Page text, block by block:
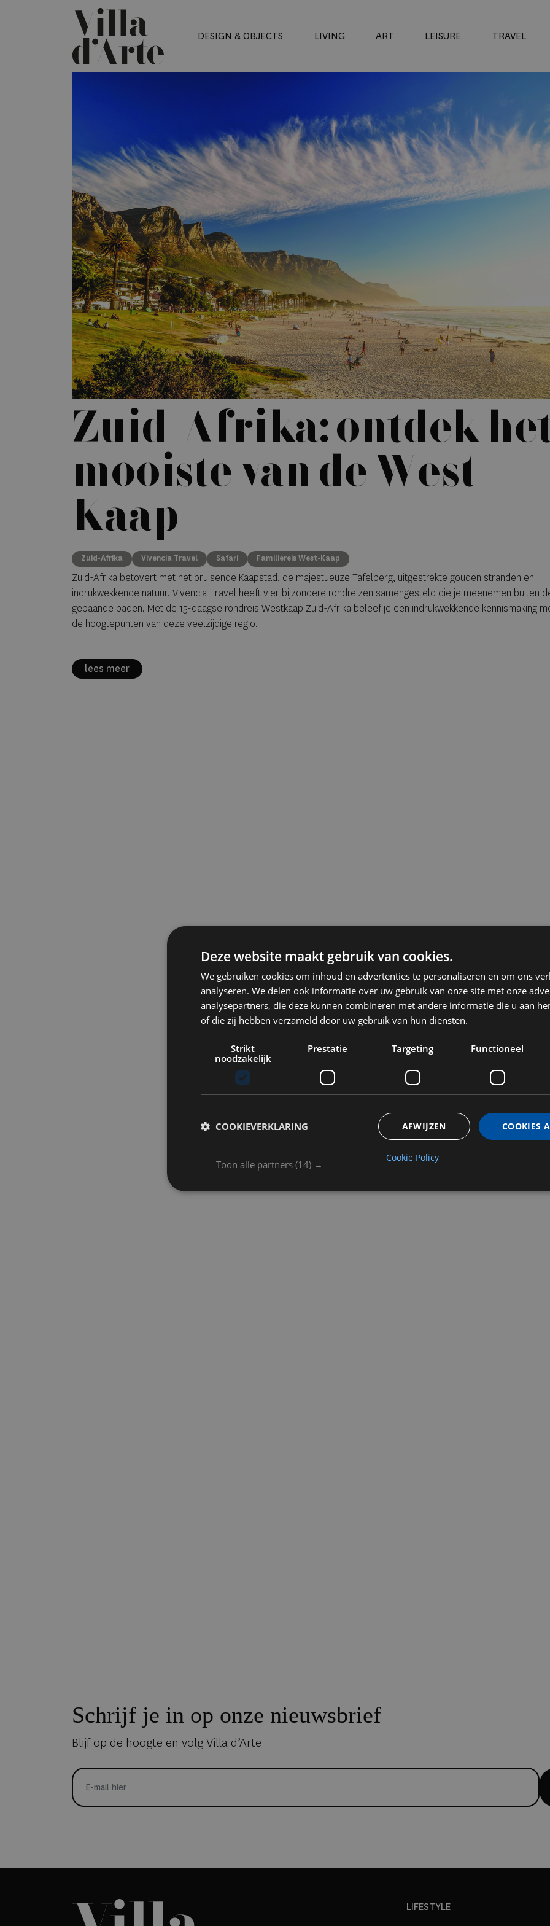
DESIGN & OBJECTS LIVING ART LEISURE TRAVEL
Zuid-Afrika: ontdek het
mooiste van de West-
Kaap
Zuid-Afrika Vivencia Travel Safari Familiereis West-Kaap
Zuid-Afrika betovert met het bruisende Kaapstad, de majestueuze Tafelberg, uitgestrekte gouden stranden en
indrukwekkende natuur. Vivencia Travel heeft vier bijzondere rondreizen samengesteld die je meenemen buiten
gebaande paden. Met de 15-daagse rondreis Westkaap Zuid-Afrika beleef je een indrukwekkende kennismaking
de hoogtepunten van deze veelzijdige regio.
lees meer
Schrijf je in op onze nieuwsbrief
Blijf op de hoogte en volg Villa d’Arte
LIFESTYLE
Deze website maakt gebruik van cookies.
We gebruiken cookies om inhoud en advertenties te personaliseren en om ons
analyseren. We delen ook informatie over uw gebruik van onze site met onze
analysepartners, die deze kunnen combineren met andere informatie die u aan
of die zij hebben verzameld door uw gebruik van hun diensten.
Toon alle partners (14) →
Strikt
noodzakelijk
Prestatie Targeting Functioneel
COOKIES
AFWIJZEN
COOKIEVERKLARING
Cookie Policy